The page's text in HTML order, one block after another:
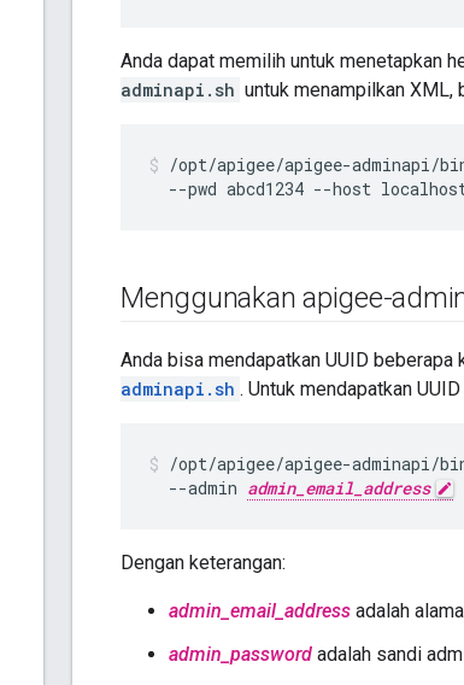
Anda dapat memilih untuk menetapkan
adminapi.sh untuk menampilkan XML,
/opt/apigee/apigee-adminapi/
--pwd abcd1234 --host
Menggunakan apigee-
Anda bisa mendapatkan UUID beberapa
adminapi.sh . Untuk mendapatkan
/opt/apigee/apigee-adminapi/
  --admin
admin_email_address
Dengan keterangan:
admin_email_address adalah
admin_password adalah sandi